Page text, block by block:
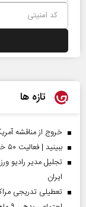
تازه ها
خروج از مناقشه
ببینید | فعالیت ۵۰ خبرنگار صداوسیما به صورت خوداتکا در ایام جنگ
تجلیل مدیر رادیو
ایران
تعطیلی تدریجی